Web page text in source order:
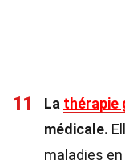
11 La thérapie
médicale.
maladies